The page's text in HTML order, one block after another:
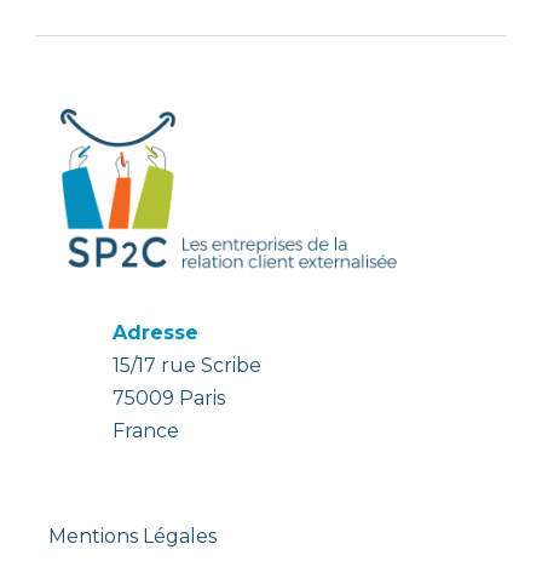
Adresse
15/17 rue Scribe
75009 Paris
France
Mentions Légales